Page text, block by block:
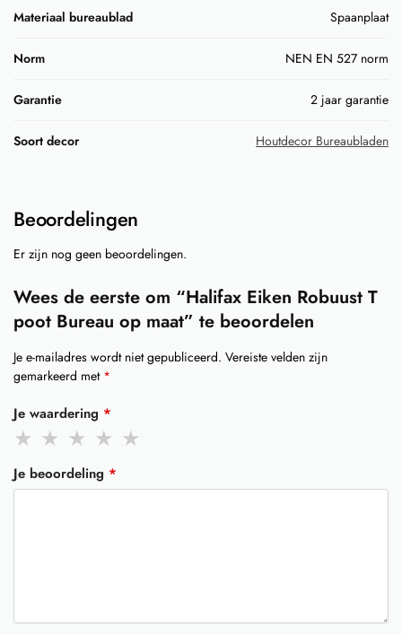
Materiaal bureaublad Spaanplaat
Norm NEN EN 527 norm
Garantie 2 jaar garantie
Soort decor Houtdecor Bureaubladen
Beoordelingen
Er zijn nog geen beoordelingen.
Wees de eerste om “Halifax Eiken Robuust T
poot Bureau op maat” te beoordelen
Je e-mailadres wordt niet gepubliceerd. Vereiste velden zijn
gemarkeerd met *
Je waardering *
Je beoordeling *